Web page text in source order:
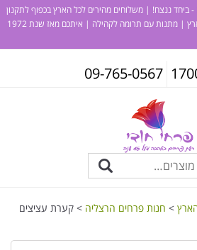
ביחד ננצח! | משלוחים מהירים לכל הארץ בכפוף לתקנון
| מתנות עם תרומה לקהילה | איתכם מאז שנת 1972
09-765-0567
> חנות פרחים הרצליה > קערת עציצים